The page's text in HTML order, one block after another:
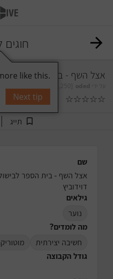
חוגים
אצל השף - בית הספר לבישול
☆
☆
☆
☆
☆ תגובות
תייג
שם
דוידוביץ
גילאים
נוער
מה לומדים?
חשיבה יצירתית
גודל הקבוצה
like this.
Next tip